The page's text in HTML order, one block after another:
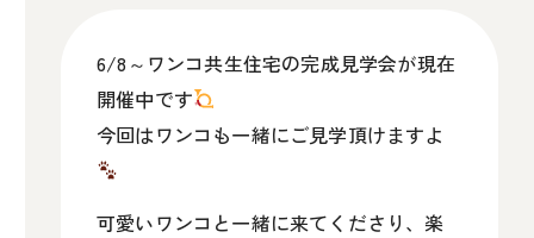
6/8～ワンコ共生住宅の完成見学会が現在
開催中です
今回はワンコも一緒にご見学頂けますよ
可愛いワンコと一緒に来てくださり、楽